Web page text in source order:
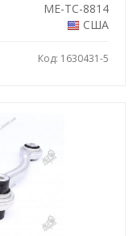
ME-TC-8814
США
Код: 1630431-5